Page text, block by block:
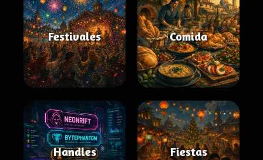
Festivales Comida
Handles Fiestas